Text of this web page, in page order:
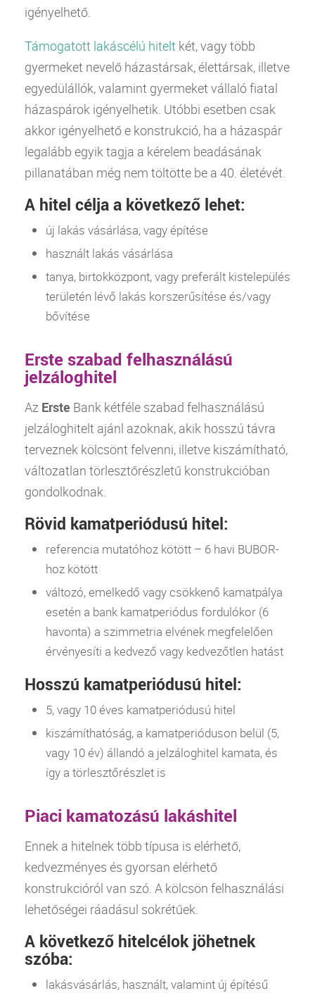
igényelhető.
Támogatott lakáscélú hitelt két, vagy több
gyermeket nevelő házastársak, élettársak, illetve
egyedülállók, valamint gyermeket vállaló fiatal
házaspárok igényelhetik. Utóbbi esetben csak
akkor igényelhető e konstrukció, ha a házaspár
legalább egyik tagja a kérelem beadásának
pillanatában még nem töltötte be a 40. életévét.
A hitel célja a következő lehet:
új lakás vásárlása, vagy építése
használt lakás vásárlása
tanya, birtokközpont, vagy preferált kistelepülés
területén lévő lakás korszerűsítése és/vagy
bővítése
Erste szabad felhasználású
jelzáloghitel
Az Erste Bank kétféle szabad felhasználású
jelzáloghitelt ajánl azoknak, akik hosszú távra
terveznek kölcsönt felvenni, illetve kiszámítható,
változatlan törlesztőrészletű konstrukcióban
gondolkodnak.
Rövid kamatperiódusú hitel:
referencia mutatóhoz kötött – 6 havi BUBOR-
hoz kötött
változó, emelkedő vagy csökkenő kamatpálya
esetén a bank kamatperiódus fordulókor (6
havonta) a szimmetria elvének megfelelően
érvényesíti a kedvező vagy kedvezőtlen hatást
Hosszú kamatperiódusú hitel:
5, vagy 10 éves kamatperiódusú hitel
kiszámíthatóság, a kamatperióduson belül (5,
vagy 10 év) állandó a jelzáloghitel kamata, és
így a törlesztőrészlet is
Piaci kamatozású lakáshitel
Ennek a hitelnek több típusa is elérhető,
kedvezményes és gyorsan elérhető
konstrukcióról van szó. A kölcsön felhasználási
lehetőségei ráadásul sokrétűek.
A következő hitelcélok jöhetnek
szóba:
lakásvásárlás, használt, valamint új építésű